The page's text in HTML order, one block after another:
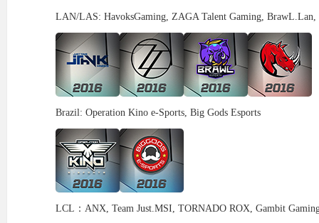
LAN/LAS: HavoksGaming, ZAGA Talent Gaming, BrawL.Lan,
Brazil: Operation Kino e-Sports, Big Gods Esports
LCL：ANX, Team Just.MSI, TORNADO ROX, Gambit